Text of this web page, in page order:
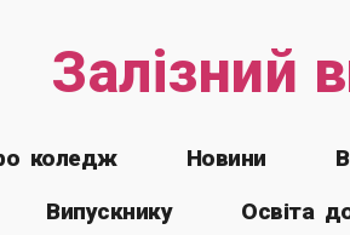
Залізний
коледж Новини
Випускнику Освіта